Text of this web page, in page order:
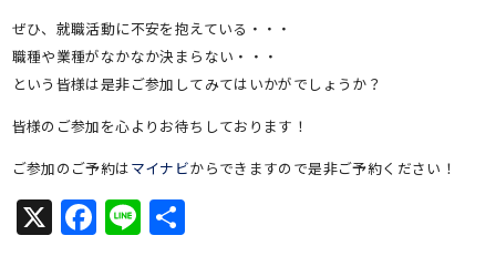
ぜひ、就職活動に不安を抱えている・・・
職種や業種がなかなか決まらない・・・
という皆様は是非ご参加してみてはいかがでしょうか？
皆様のご参加を心よりお待ちしております！
ご参加のご予約はマイナビからできますので是非ご予約ください！
X Facebook
Line共